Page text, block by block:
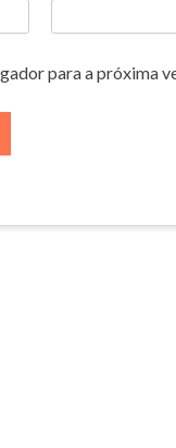
para a próxima